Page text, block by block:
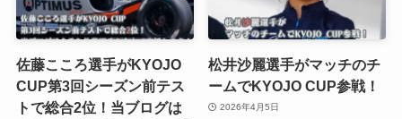
佐藤こころ選手がKYOJO
CUP第3回シーズン前テス
トで総合2位！当ブログは
松井沙麗選手がマッチのチ
ームでKYOJO CUP参戦！
2026年4月5日